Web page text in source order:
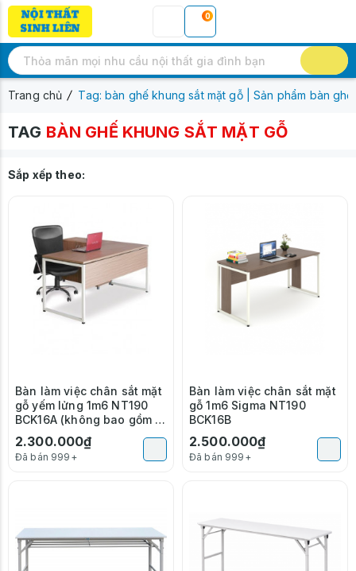
0
Trang chủ Tag: bàn ghế khung sắt mặt gỗ | Sản phẩm bàn
TAG BÀN GHẾ KHUNG SẮT MẶT GỖ
Sắp xếp theo:
Bàn làm việc chân sắt mặt
gỗ yếm lửng 1m6 NT190
BCK16A (không bao gồm tủ
phụ)
2.300.000₫
Đã bán 999+
Bàn làm việc chân sắt mặt
gỗ 1m6 Sigma NT190
BCK16B
2.500.000₫
Đã bán 999+